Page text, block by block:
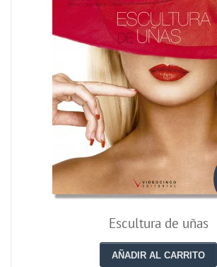
Escultura de uñas
AÑADIR AL CARRITO